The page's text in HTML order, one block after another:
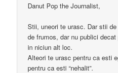
Danut Pop the Journalist,
Stii, uneori te urasc. Dar stii
de frumos, dar nu publici
in niciun alt loc.
Alteori te urasc pentru ca esti
pentru ca esti “nehalit”.